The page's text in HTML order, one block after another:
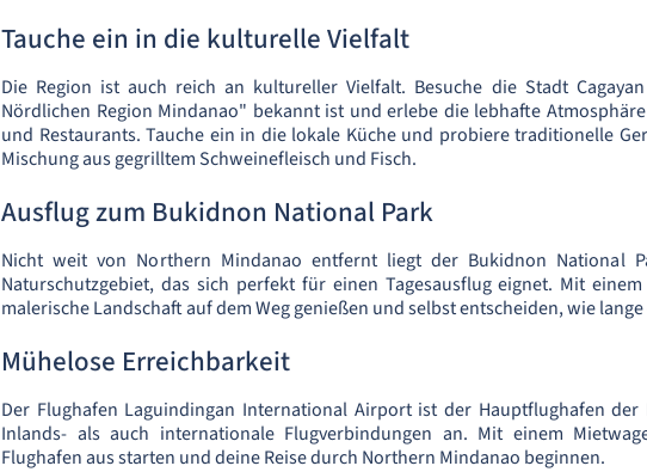
Tauche ein in die kulturelle Vielfalt
Die Region ist auch reich an kultureller Vielfalt. Besuche die Stadt
Nördlichen Region Mindanao" bekannt ist und erlebe die lebhafte
und Restaurants. Tauche ein in die lokale Küche und probiere traditionelle
Mischung aus gegrilltem Schweinefleisch und Fisch.
Ausflug zum Bukidnon National Park
Nicht weit von Northern Mindanao entfernt liegt der Bukidnon National
Naturschutzgebiet, das sich perfekt für einen Tagesausflug eignet. Mit
malerische Landschaft auf dem Weg genießen und selbst entscheiden, wie
Mühelose Erreichbarkeit
Der Flughafen Laguindingan International Airport ist der Hauptflughafen
Inlands- als auch internationale Flugverbindungen an. Mit einem
Flughafen aus starten und deine Reise durch Northern Mindanao beginnen.